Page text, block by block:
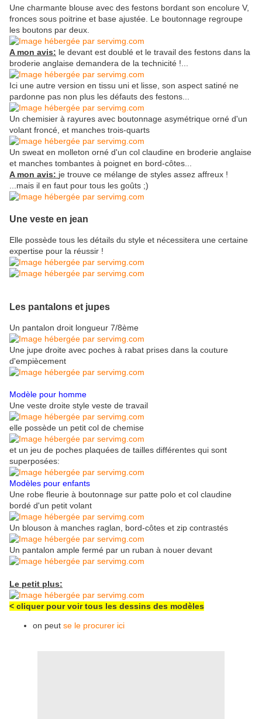
Une charmante blouse avec des festons bordant son encolure V,
fronces sous poitrine et base ajustée. Le boutonnage regroupe
les boutons par deux.
A mon avis: le devant est doublé et le travail des festons dans la
broderie anglaise demandera de la technicité !...
Ici une autre version en tissu uni et lisse, son aspect satiné ne
pardonne pas non plus les défauts des festons...
Un chemisier à rayures avec boutonnage asymétrique orné d'un
volant froncé, et manches trois-quarts
Un sweat en molleton orné d'un col claudine en broderie anglaise
et manches tombantes à poignet en bord-côtes...
A mon avis: je trouve ce mélange de styles assez affreux !
...mais il en faut pour tous les goûts ;)
Une veste en jean
Elle possède tous les détails du style et nécessitera une certaine
expertise pour la réussir !
Les pantalons et jupes
Un pantalon droit longueur 7/8ème
Une jupe droite avec poches à rabat prises dans la couture
d'empiècement
Modèle pour homme
Une veste droite style veste de travail
elle possède un petit col de chemise
et un jeu de poches plaquées de tailles différentes qui sont
superposées:
Modèles pour enfants
Une robe fleurie à boutonnage sur patte polo et col claudine
bordé d'un petit volant
Un blouson à manches raglan, bord-côtes et zip contrastés
Un pantalon ample fermé par un ruban à nouer devant
Le petit plus:
< cliquer pour voir tous les dessins des modèles
on peut se le procurer ici